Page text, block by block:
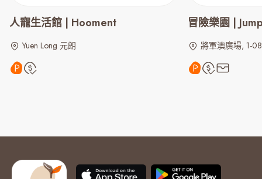
人寵生活館 | Hooment
Yuen Long 元朗
冒險樂園 |
將軍澳廣場, 1-